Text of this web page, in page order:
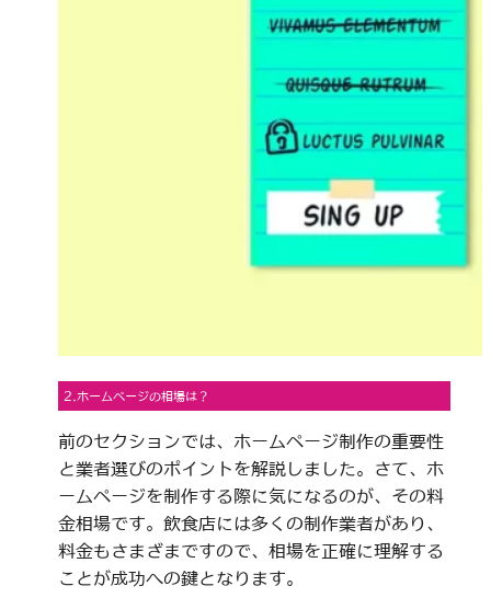
2.ホームページの相場は？
前のセクションでは、ホームページ制作の重要性
と業者選びのポイントを解説しました。さて、ホ
ームページを制作する際に気になるのが、その料
金相場です。飲食店には多くの制作業者があり、
料金もさまざまですので、相場を正確に理解する
ことが成功への鍵となります。